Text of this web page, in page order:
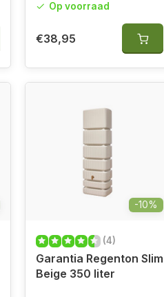
Op voorraad
€38,95
-10%
(4)
Garantia Regenton Slim
Beige 350 liter